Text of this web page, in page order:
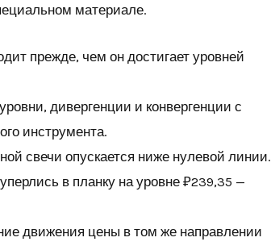
материале.
прежде, чем он достигает уровней
дивергенции и конвергенции с
инструмента.
свечи опускается ниже нулевой линии.
в планку на уровне ₽239,35 —
движения цены в том же направлении